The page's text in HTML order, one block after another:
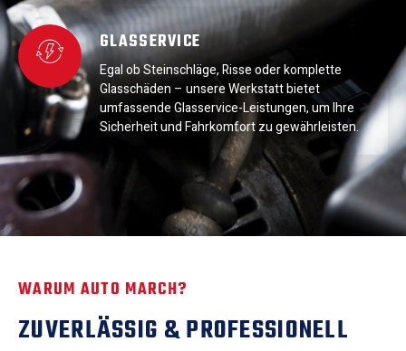
GLASSERVICE
Egal ob Steinschläge, Risse oder komplette
Glasschäden – unsere Werkstatt bietet
umfassende Glasservice-Leistungen, um Ihre
Sicherheit und Fahrkomfort zu gewährleisten.
WARUM AUTO MARCH?
ZUVERLÄSSIG & PROFESSIONELL